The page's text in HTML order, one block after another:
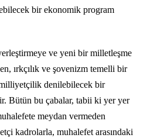
bir ekonomik program
ve yeni bir milletleşme
ırkçılık ve şovenizm temelli bir
denilebilecek bir
Bütün bu çabalar, tabii ki yer yer
meydan vermeden
kadrolarla, muhalefet arasındaki